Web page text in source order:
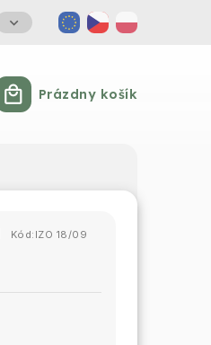
Nákupný košík
Prázdny košík
Kód: IZO 18/09